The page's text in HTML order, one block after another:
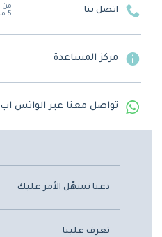
اتصل بنا
5 مساءً
مركز المساعدة
تواصل معنا عبر الواتس اب
دعنا نسهّل الأمر عليك
تعرف علينا